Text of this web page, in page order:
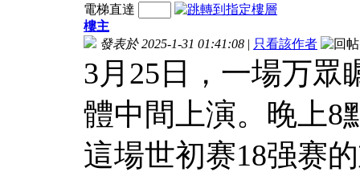
電梯直達
樓主
發表於 2025-1-31 01:41:08 | 只看該作者
3月25日，一場万眾
體中間上演。晚上8
這場世初赛18强赛